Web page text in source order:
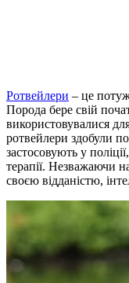
Ротвейлери – це
Порода бере свій
використовувалися
ротвейлери здобули
застосовують у
терапії. Незважаючи
своєю відданістю,